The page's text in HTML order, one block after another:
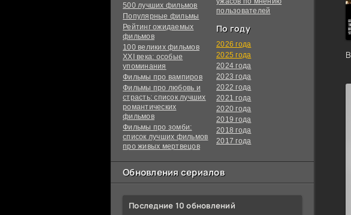
500 лучших фильмов
Популярные фильмы
Рейтинг ожидаемых
фильмов
100 великих фильмов
XXI века: особые
упоминания
Фильмы про вампиров
Фильмы про любовь и
страсть: список лучших
романтических
фильмов
Фильмы про зомби:
список лучших фильмов
про живых мертвецов
пользователей
По году
2026 года
2025 года
2024 года
2023 года
2022 года
2021 года
2020 года
2019 года
2018 года
2017 года
Обновления сериалов
Последние 10 обновлений